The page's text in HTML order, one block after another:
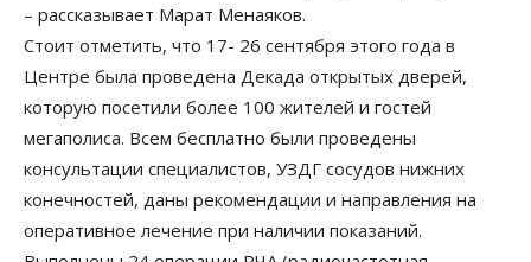
– рассказывает Марат Менаяков.
Стоит отметить, что 17- 26 сентября этого года в
Центре была проведена Декада открытых дверей,
которую посетили более 100 жителей и гостей
мегаполиса. Всем бесплатно были проведены
консультации специалистов, УЗДГ сосудов нижних
конечностей, даны рекомендации и направления на
оперативное лечение при наличии показаний.